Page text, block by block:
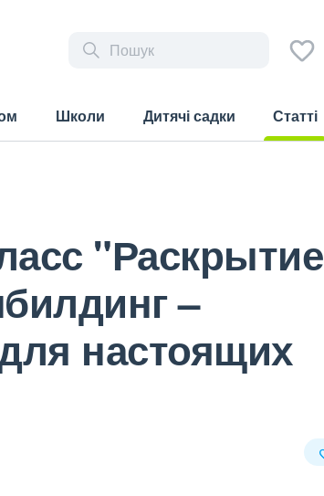
Школи Дитячі садки
Статті
"Раскрытие
–
настоящих